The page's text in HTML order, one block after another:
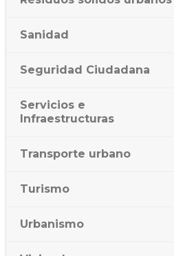
Sanidad
Seguridad Ciudadana
Servicios e
Infraestructuras
Transporte urbano
Turismo
Urbanismo